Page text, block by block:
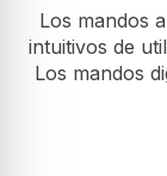
Los mandos
intuitivos de
Los mandos